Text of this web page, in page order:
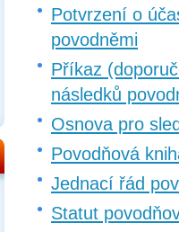
Potvrzení o
povodněmi
Příkaz
následků
Osnova pro
Povodňová
Jednací řád
Statut